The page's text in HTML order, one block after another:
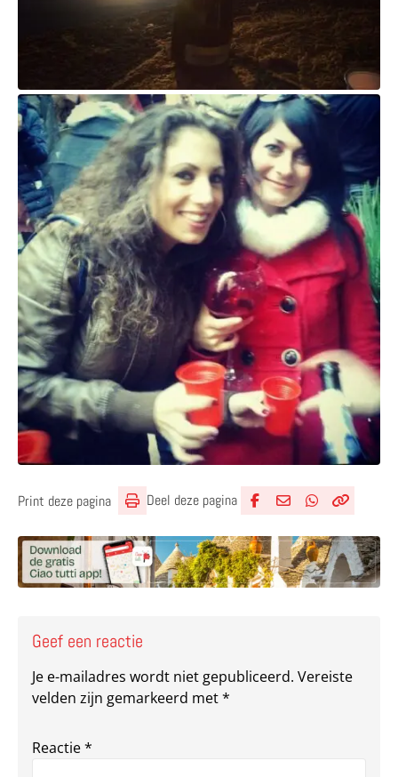
Print deze pagina Deel deze pagina
Geef een reactie
Je e-mailadres wordt niet gepubliceerd. Vereiste
velden zijn gemarkeerd met*
Reactie*